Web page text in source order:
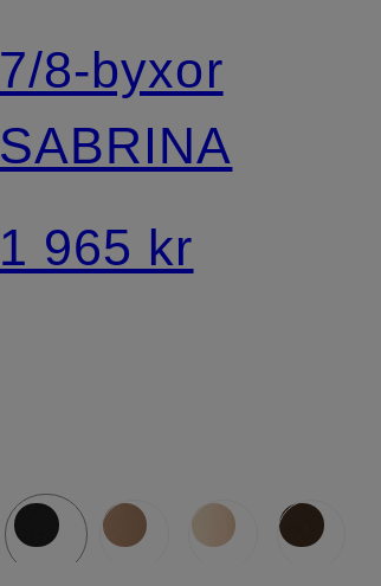
7/8-byxor
SABRINA
1 965 kr